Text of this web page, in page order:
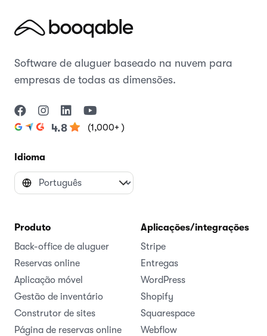
Software de aluguer baseado na nuvem para
empresas de todas as dimensões.
4.8 (1,000+ )
Idioma
Produto
Back-office de aluguer
Reservas online
Aplicação móvel
Gestão de inventário
Construtor de sites
Página de reservas online
Aplicações/integrações
Stripe
Entregas
WordPress
Shopify
Squarespace
Webflow